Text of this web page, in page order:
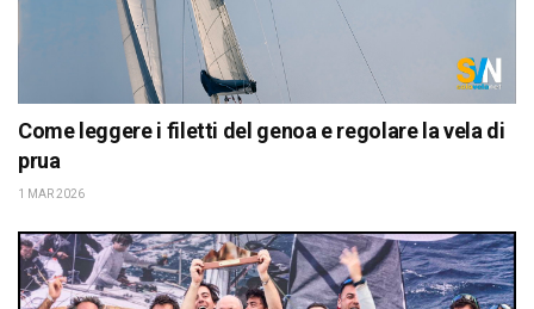
Come leggere i filetti del genoa e regolare la vela di
prua
1 MAR 2026